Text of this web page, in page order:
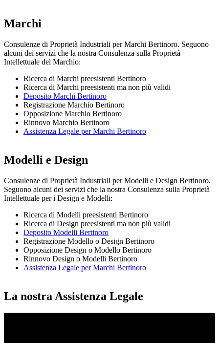
Marchi
Consulenze di Proprietà Industriali per Marchi Bertinoro. Seguono
alcuni dei servizi che la nostra Consulenza sulla Proprietà
Intellettuale del Marchio:
Ricerca di Marchi preesistenti Bertinoro
Ricerca di Marchi preesistenti ma non più validi
Deposito Marchi Bertinoro
Registrazione Marchio Bertinoro
Opposizione Marchio Bertinoro
Rinnovo Marchio Bertinoro
Assistenza Legale per Marchi Bertinoro
Modelli e Design
Consulenze di Proprietà Industriali per Modelli e Design Bertinoro.
Seguono alcuni dei servizi che la nostra Consulenza sulla Proprietà
Intellettuale per i Design e Modelli:
Ricerca di Modelli preesistenti Bertinoro
Ricerca di Design preesistenti ma non più validi
Deposito Modelli Bertinoro
Registrazione Modello o Design Bertinoro
Opposizione Design o Modello Bertinoro
Rinnovo Design o Modelli Bertinoro
Assistenza Legale per Marchi Bertinoro
La nostra Assistenza Legale